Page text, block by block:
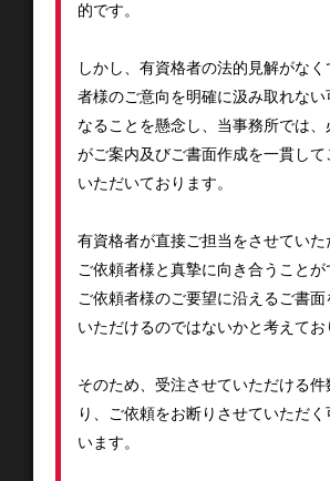
的です。
しかし、有資格者の法的見解がな
者様のご意向を明確に汲み取れない
なることを懸念し、当事務所では
がご案内及びご書面作成を一貫して
いただいております。
有資格者が直接ご担当をさせていた
ご依頼者様と真摯に向き合うことが
ご依頼者様のご要望に沿えるご書面
いただけるのではないかと考えてお
そのため、受注させていただける件
り、ご依頼をお断りさせていただ
います。